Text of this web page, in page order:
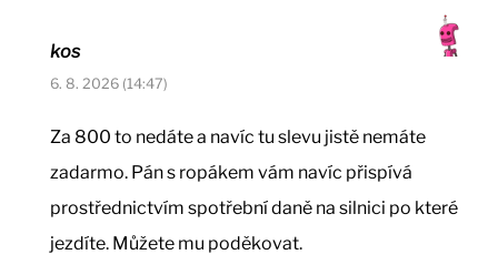
kos
6. 8. 2026 (14:47)
Za 800 to nedáte a navíc tu slevu jistě nemáte
zadarmo. Pán s ropákem vám navíc přispívá
prostřednictvím spotřební daně na silnici po které
jezdíte. Můžete mu poděkovat.